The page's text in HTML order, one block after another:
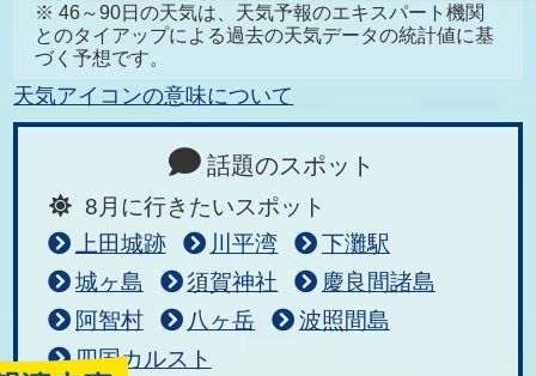
※ 46～90日の天気は、天気予報のエキスパート機関
とのタイアップによる過去の天気データの統計値に基
づく予想です。
天気アイコンの意味について
話題のスポット
8月に行きたいスポット
上田城跡
川平湾
下灘駅
城ヶ島
須賀神社
慶良間諸島
阿智村
八ヶ岳
波照間島
四国カルスト